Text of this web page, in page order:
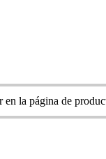
en la página de